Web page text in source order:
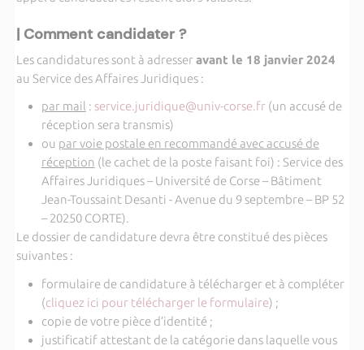
| Comment candidater ?
Les candidatures sont à adresseravant le 18 janvier 2024
au Service des Affaires Juridiques :
par mail : service.juridique@univ-corse.fr (un accusé de
réception sera transmis)
ou par voie postale en recommandé avec accusé de
réception (le cachet de la poste faisant foi) : Service des
Affaires Juridiques – Université de Corse – Bâtiment
Jean-Toussaint Desanti - Avenue du 9 septembre – BP 52
– 20250 CORTE).
Le dossier de candidature devra être constitué des pièces
suivantes :
formulaire de candidature à télécharger et à compléter
(cliquez ici pour télécharger le formulaire) ;
copie de votre pièce d’identité ;
justificatif attestant de la catégorie dans laquelle vous